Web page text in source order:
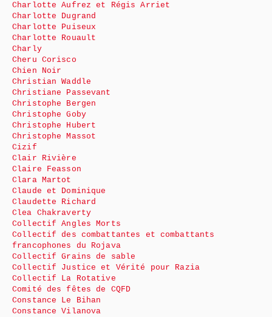
Charlotte Aufrez et Régis Arriet
Charlotte Dugrand
Charlotte Puiseux
Charlotte Rouault
Charly
Cheru Corisco
Chien Noir
Christian Waddle
Christiane Passevant
Christophe Bergen
Christophe Goby
Christophe Hubert
Christophe Massot
Cizif
Clair Rivière
Claire Feasson
Clara Martot
Claude et Dominique
Claudette Richard
Clea Chakraverty
Collectif Angles Morts
Collectif des combattantes et combattants
francophones du Rojava
Collectif Grains de sable
Collectif Justice et Vérité pour Razia
Collectif La Rotative
Comité des fêtes de CQFD
Constance Le Bihan
Constance Vilanova